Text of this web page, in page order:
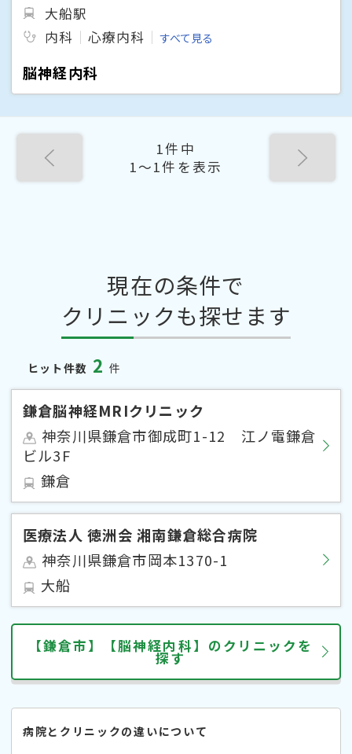
大船駅
内科
心療内科 すべて見る
脳神経内科
1件中
1〜1件を表示
現在の条件で
クリニックも探せます
ヒット件数 2 件
鎌倉脳神経MRIクリニック
神奈川県鎌倉市御成町1-12 江ノ電鎌倉
ビル3F
鎌倉
医療法人 徳洲会 湘南鎌倉総合病院
神奈川県鎌倉市岡本1370-1
大船
【鎌倉市】【脳神経内科】のクリニックを
探す
病院とクリニックの違いについて